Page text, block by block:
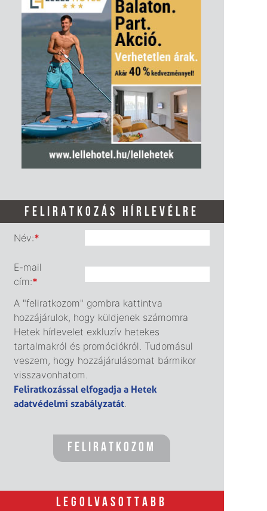
FELIRATKOZÁS HÍRLEVÉLRE
Név:*
E-mail
cím:*
A "feliratkozom" gombra kattintva
hozzájárulok, hogy küldjenek számomra
Hetek hírlevelet exkluzív hetekes
tartalmakról és promóciókról. Tudomásul
veszem, hogy hozzájárulásomat bármikor
visszavonhatom.
Feliratkozással elfogadja a Hetek
adatvédelmi szabályzatát
LEGOLVASOTTABB